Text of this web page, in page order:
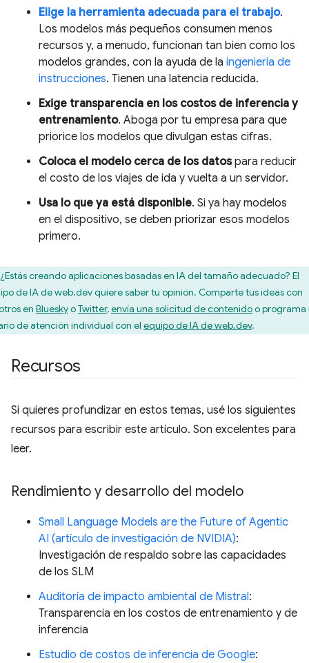
Elige la herramienta adecuada para el trabajo.
Los modelos más pequeños consumen menos
recursos y, a menudo, funcionan tan bien como los
modelos grandes, con la ayuda de la ingeniería de
instrucciones. Tienen una latencia reducida.
Exige transparencia en los costos de inferencia y
entrenamiento. Aboga por tu empresa para que
priorice los modelos que divulgan estas cifras.
Coloca el modelo cerca de los datospara reducir
el costo de los viajes de ida y vuelta a un servidor.
Usa lo que ya está disponible. Si ya hay modelos
en el dispositivo, se deben priorizar esos modelos
primero.
¿Estás creando aplicaciones basadas en IA del tamaño adecuado? El
de IA de web.dev quiere saber tu opinión. Comparte tus ideas con
en BlueskyoTwitter,envía una solicitud de contenidoo programa
de atención individual con el equipo de IA de web.dev.
Recursos
Si quieres profundizar en estos temas, usé los siguientes
recursos para escribir este artículo. Son excelentes para
leer.
Rendimiento y desarrollo del modelo
Small Language Models are the Future of Agentic
AI (artículo de investigación de NVIDIA):
Investigación de respaldo sobre las capacidades
de los SLM
Auditoría de impacto ambiental de Mistral:
Transparencia en los costos de entrenamiento y de
inferencia
Estudio de costos de inferencia de Google: